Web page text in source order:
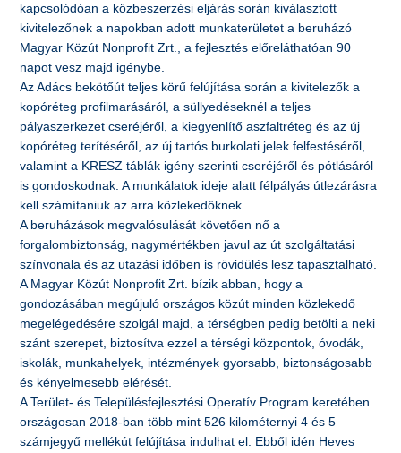
kapcsolódóan a közbeszerzési eljárás során kiválasztott
kivitelezőnek a napokban adott munkaterületet a beruházó
Magyar Közút Nonprofit Zrt., a fejlesztés előreláthatóan 90
napot vesz majd igénybe.
Az Adács bekötőút teljes körű felújítása során a kivitelezők a
kopóréteg profilmarásáról, a süllyedéseknél a teljes
pályaszerkezet cseréjéről, a kiegyenlítő aszfaltréteg és az új
kopóréteg terítéséről, az új tartós burkolati jelek felfestéséről,
valamint a KRESZ táblák igény szerinti cseréjéről és pótlásáról
is gondoskodnak. A munkálatok ideje alatt félpályás útlezárásra
kell számítaniuk az arra közlekedőknek.
A beruházások megvalósulását követően nő a
forgalombiztonság, nagymértékben javul az út szolgáltatási
színvonala és az utazási időben is rövidülés lesz tapasztalható.
A Magyar Közút Nonprofit Zrt. bízik abban, hogy a
gondozásában megújuló országos közút minden közlekedő
megelégedésére szolgál majd, a térségben pedig betölti a neki
szánt szerepet, biztosítva ezzel a térségi központok, óvodák,
iskolák, munkahelyek, intézmények gyorsabb, biztonságosabb
és kényelmesebb elérését.
A Terület- és Településfejlesztési Operatív Program keretében
országosan 2018-ban több mint 526 kilométernyi 4 és 5
számjegyű mellékút felújítása indulhat el. Ebből idén Heves